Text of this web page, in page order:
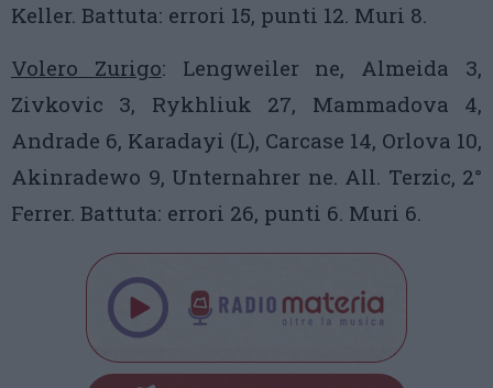
Keller. Battuta: errori 15, punti 12. Muri 8.
Volero Zurigo: Lengweiler ne, Almeida 3,
Zivkovic 3, Rykhliuk 27, Mammadova 4,
Andrade 6, Karadayi (L), Carcase 14, Orlova 10,
Akinradewo 9, Unternahrer ne. All. Terzic, 2°
Ferrer. Battuta: errori 26, punti 6. Muri 6.